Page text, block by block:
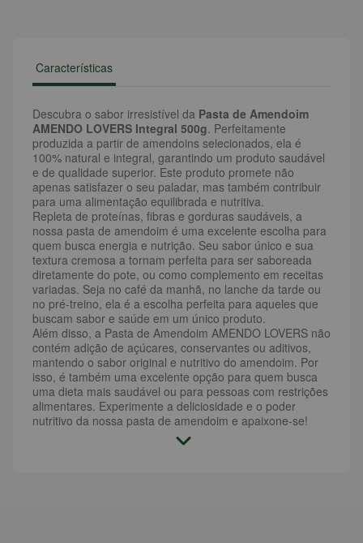
Características
Descubra o sabor irresistível da Pasta de Amendoim
AMENDO LOVERS Integral 500g. Perfeitamente
produzida a partir de amendoins selecionados, ela é
100% natural e integral, garantindo um produto saudável
e de qualidade superior. Este produto promete não
apenas satisfazer o seu paladar, mas também contribuir
para uma alimentação equilibrada e nutritiva.
Repleta de proteínas, fibras e gorduras saudáveis, a
nossa pasta de amendoim é uma excelente escolha para
quem busca energia e nutrição. Seu sabor único e sua
textura cremosa a tornam perfeita para ser saboreada
diretamente do pote, ou como complemento em receitas
variadas. Seja no café da manhã, no lanche da tarde ou
no pré-treino, ela é a escolha perfeita para aqueles que
buscam sabor e saúde em um único produto.
Além disso, a Pasta de Amendoim AMENDO LOVERS não
contém adição de açúcares, conservantes ou aditivos,
mantendo o sabor original e nutritivo do amendoim. Por
isso, é também uma excelente opção para quem busca
uma dieta mais saudável ou para pessoas com restrições
alimentares. Experimente a deliciosidade e o poder
nutritivo da nossa pasta de amendoim e apaixone-se!